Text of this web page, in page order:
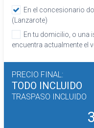
En el concesionario
(Lanzarote)
En tu domicilio, o una
encuentra actualmente el
PRECIO FINAL:
TODO INCLUIDO
TRASPASO INCLUIDO